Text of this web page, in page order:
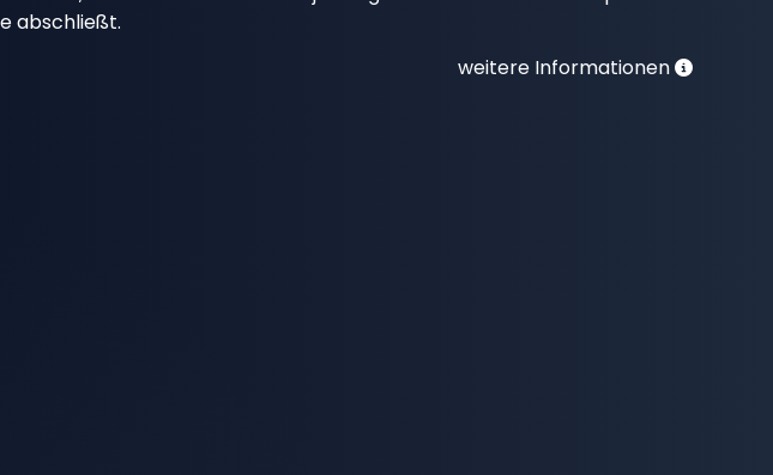
abschließt.
weitere Informationen